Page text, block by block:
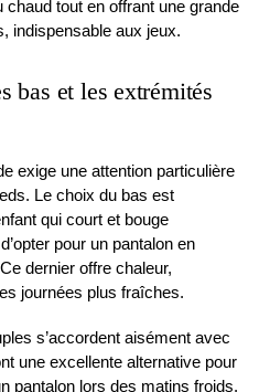
tout en offrant une grande
indispensable aux jeux.
bas et les extrémités
exige une attention particulière
Le choix du bas est
qui court et bouge
pour un pantalon en
dernier offre chaleur,
journées plus fraîches.
s’accordent aisément avec
une excellente alternative pour
pantalon lors des matins froids.